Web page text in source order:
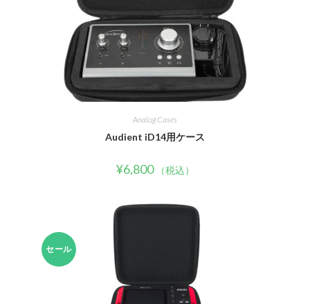
Analog Cases
Audient iD14用ケース
¥6,800 （税込）
セール